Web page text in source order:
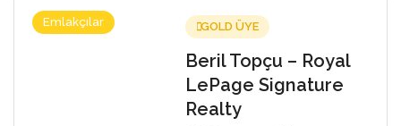
Emlakçılar GOLD ÜYE
Beril Topçu – Royal
LePage Signature
Realty